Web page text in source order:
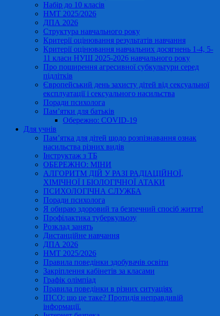
Набір до 10 класів
НМТ 2025/2026
ДПА 2026
Структура навчального року
Критерії оцінювання результатів навчання
Критерії оцінювання навчальних досягнень 1-4, 5-
11 класи НУШ 2025-2026 навчального року
Про поширення агресивної субкультури серед
підлітків
Європейський день захисту дітей від сексуальної
експлуатації і сексуального насильства
Поради психолога
Пам’ятки для батьків
Обережно: COVID-19
Для учнів
Пам’ятка для дітей щодо розпізнавання ознак
насильства різних видів
Інструктаж з ТБ
ОБЕРЕЖНО: МІНИ
АЛГОРИТМ ДІЙ У РАЗІ РАДІАЦІЙНОЇ,
ХІМІЧНОЇ І БІОЛОГІЧНОЇ АТАКИ
ПСИХОЛОГІЧНА СЛУЖБА
Поради психолога
Я обираю здоровий та безпечний спосіб життя!
Профілактика туберкульозу
Розклад занять
Дистанційне навчання
ДПА 2026
НМТ 2025/2026
Правила поведінки здобувачів освіти
Закріплення кабінетів за класами
Графік олімпіад
Правила поведінки в різних ситуаціях
ІПСО: що це таке? Протидія неправдивій
інформації.